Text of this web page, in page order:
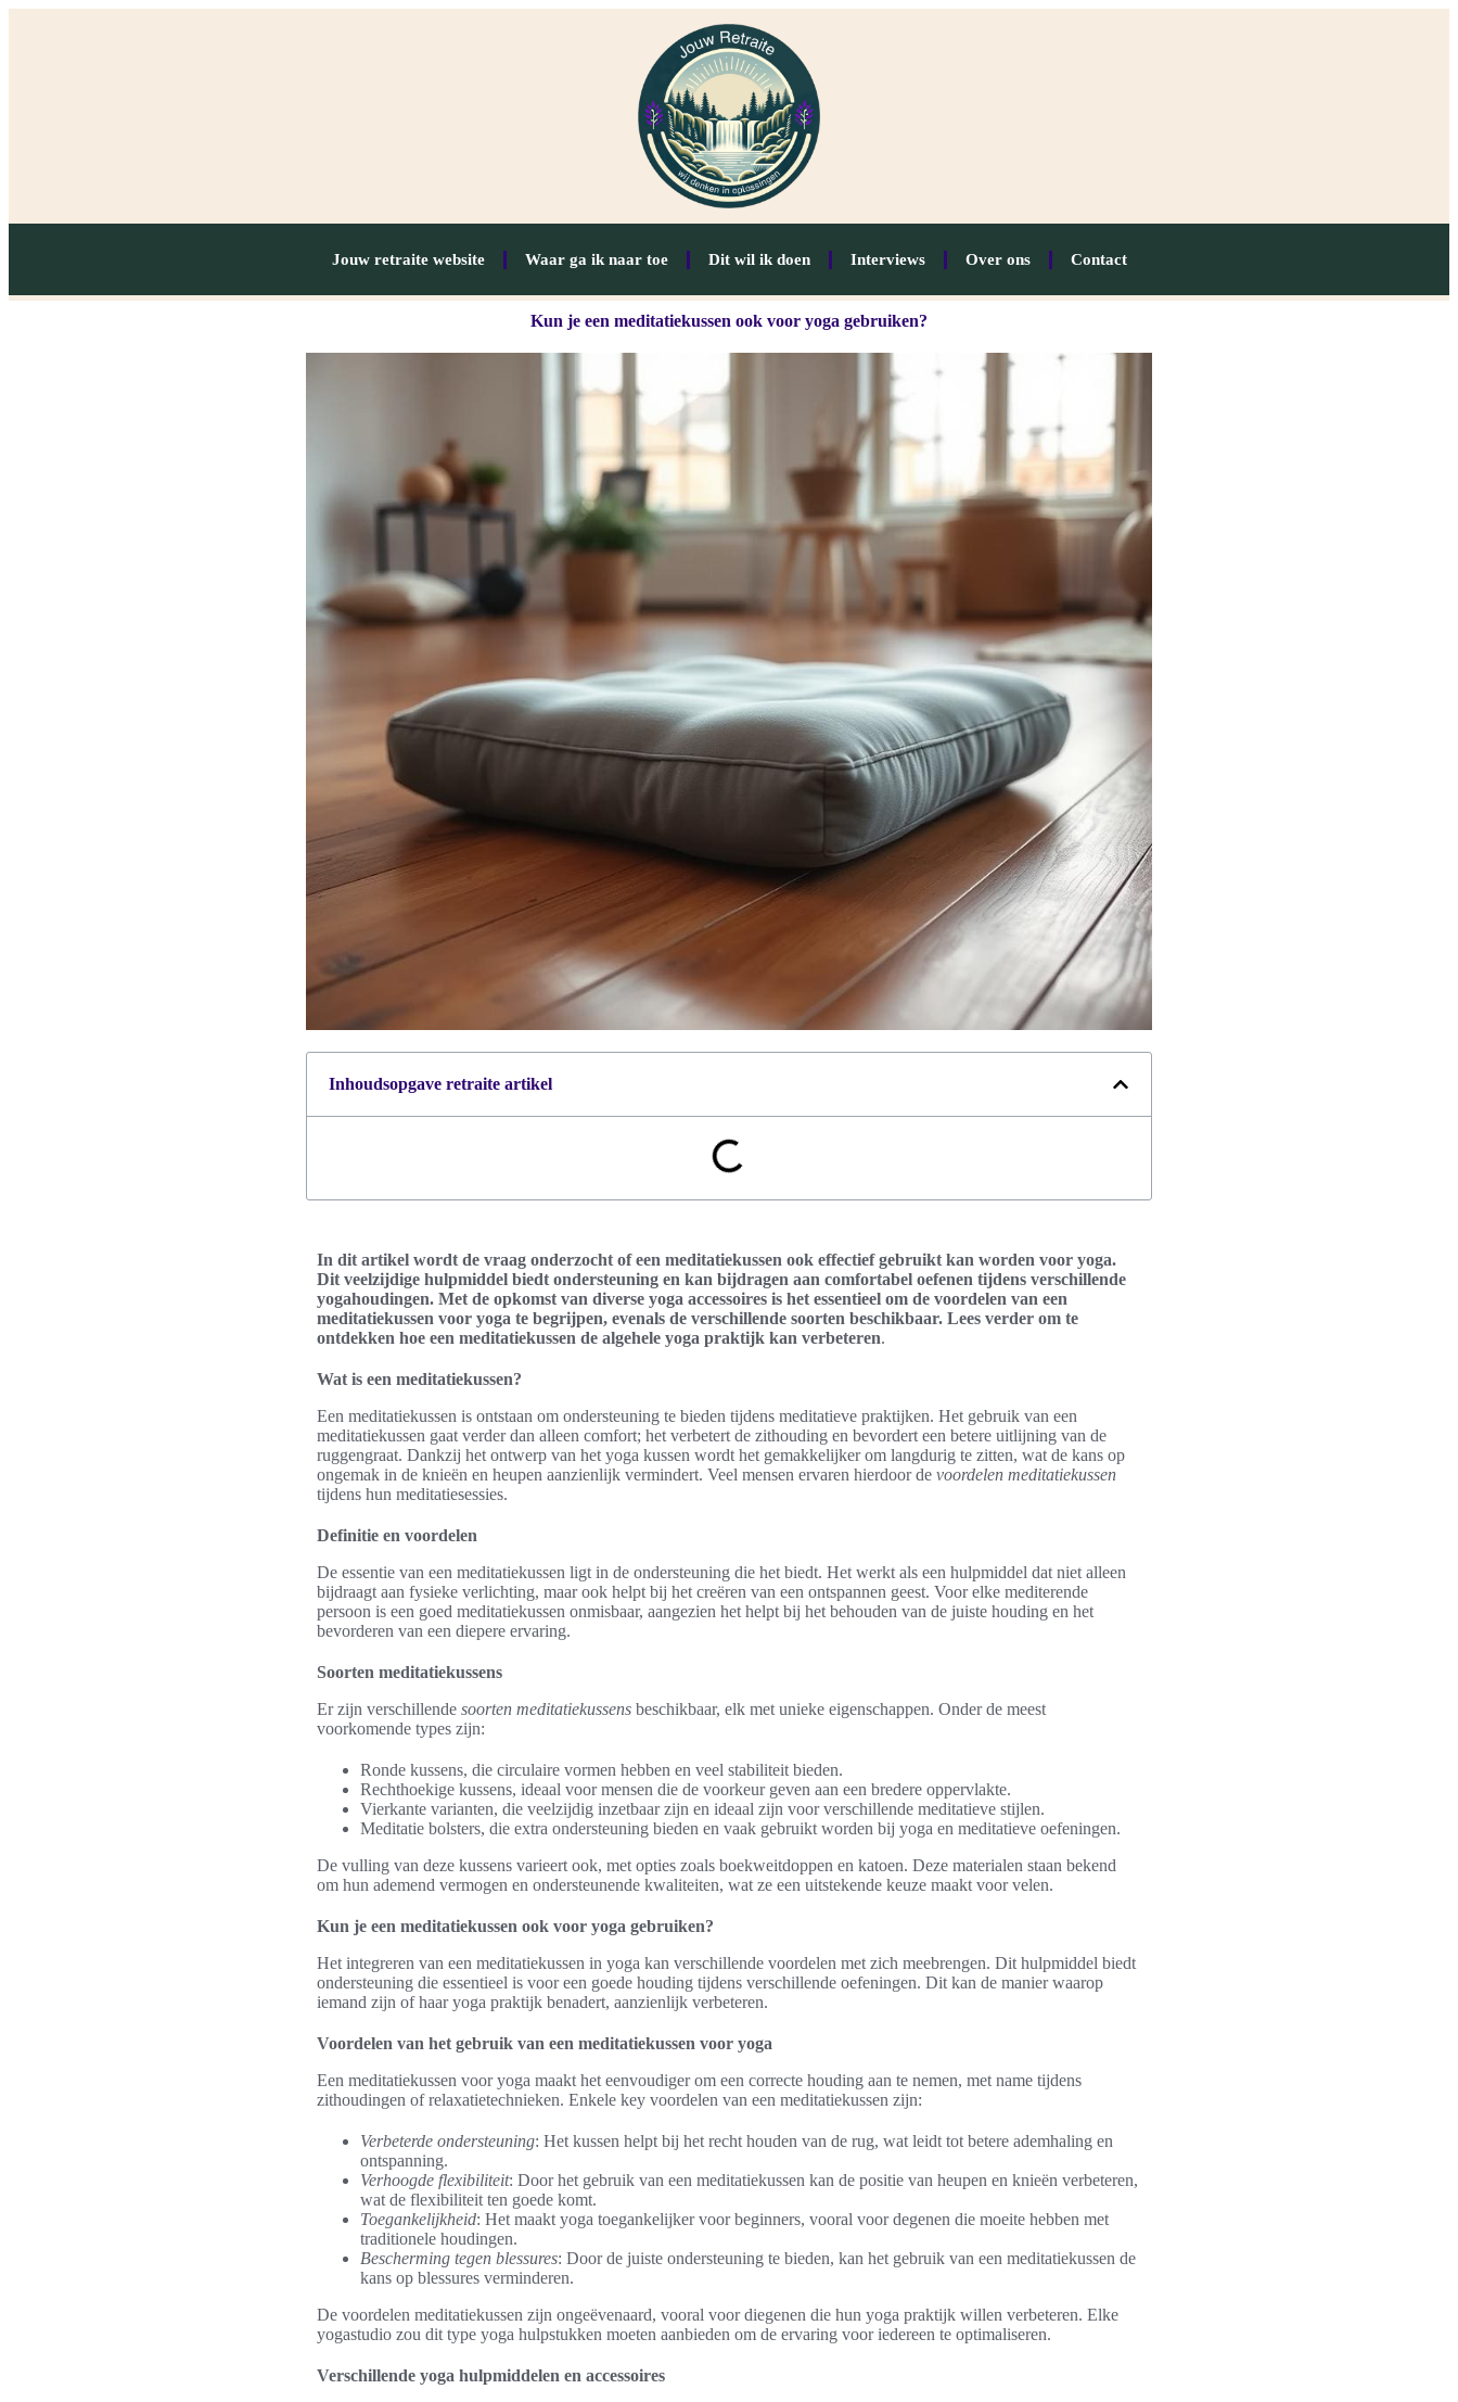
Jouw retraite website Waar ga ik naar toe Dit wil ik doen Interviews Over ons Contact
Kun je een meditatiekussen ook voor yoga gebruiken?
Inhoudsopgave retraite artikel
In dit artikel wordt de vraag onderzocht of een meditatiekussen ook effectief gebruikt kan worden voor yoga.
Dit veelzijdige hulpmiddel biedt ondersteuning en kan bijdragen aan comfortabel oefenen tijdens verschillende
yogahoudingen. Met de opkomst van diverse yoga accessoires is het essentieel om de voordelen van een
meditatiekussen voor yoga te begrijpen, evenals de verschillende soorten beschikbaar. Lees verder om te
ontdekken hoe een meditatiekussen de algehele yoga praktijk kan verbeteren.
Wat is een meditatiekussen?
Een meditatiekussen is ontstaan om ondersteuning te bieden tijdens meditatieve praktijken. Het gebruik van een
meditatiekussen gaat verder dan alleen comfort; het verbetert de zithouding en bevordert een betere uitlijning van de
ruggengraat. Dankzij het ontwerp van het yoga kussen wordt het gemakkelijker om langdurig te zitten, wat de kans op
ongemak in de knieën en heupen aanzienlijk vermindert. Veel mensen ervaren hierdoor de voordelen meditatiekussen
tijdens hun meditatiesessies.
Definitie en voordelen
De essentie van een meditatiekussen ligt in de ondersteuning die het biedt. Het werkt als een hulpmiddel dat niet alleen
bijdraagt aan fysieke verlichting, maar ook helpt bij het creëren van een ontspannen geest. Voor elke mediterende
persoon is een goed meditatiekussen onmisbaar, aangezien het helpt bij het behouden van de juiste houding en het
bevorderen van een diepere ervaring.
Soorten meditatiekussens
Er zijn verschillende soorten meditatiekussens beschikbaar, elk met unieke eigenschappen. Onder de meest
voorkomende types zijn:
Ronde kussens, die circulaire vormen hebben en veel stabiliteit bieden.
Rechthoekige kussens, ideaal voor mensen die de voorkeur geven aan een bredere oppervlakte.
Vierkante varianten, die veelzijdig inzetbaar zijn en ideaal zijn voor verschillende meditatieve stijlen.
Meditatie bolsters, die extra ondersteuning bieden en vaak gebruikt worden bij yoga en meditatieve oefeningen.
De vulling van deze kussens varieert ook, met opties zoals boekweitdoppen en katoen. Deze materialen staan bekend
om hun ademend vermogen en ondersteunende kwaliteiten, wat ze een uitstekende keuze maakt voor velen.
Kun je een meditatiekussen ook voor yoga gebruiken?
Het integreren van een meditatiekussen in yoga kan verschillende voordelen met zich meebrengen. Dit hulpmiddel biedt
ondersteuning die essentieel is voor een goede houding tijdens verschillende oefeningen. Dit kan de manier waarop
iemand zijn of haar yoga praktijk benadert, aanzienlijk verbeteren.
Voordelen van het gebruik van een meditatiekussen voor yoga
Een meditatiekussen voor yoga maakt het eenvoudiger om een correcte houding aan te nemen, met name tijdens
zithoudingen of relaxatietechnieken. Enkele key voordelen van een meditatiekussen zijn:
Verbeterde ondersteuning: Het kussen helpt bij het recht houden van de rug, wat leidt tot betere ademhaling en
ontspanning.
Verhoogde flexibiliteit: Door het gebruik van een meditatiekussen kan de positie van heupen en knieën verbeteren,
wat de flexibiliteit ten goede komt.
Toegankelijkheid: Het maakt yoga toegankelijker voor beginners, vooral voor degenen die moeite hebben met
traditionele houdingen.
Bescherming tegen blessures: Door de juiste ondersteuning te bieden, kan het gebruik van een meditatiekussen de
kans op blessures verminderen.
De voordelen meditatiekussen zijn ongeëvenaard, vooral voor diegenen die hun yoga praktijk willen verbeteren. Elke
yogastudio zou dit type yoga hulpstukken moeten aanbieden om de ervaring voor iedereen te optimaliseren.
Verschillende yoga hulpmiddelen en accessoires